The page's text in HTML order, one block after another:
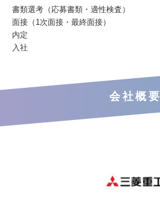
書類選考（応募書類・適性検査）
面接（1次面接・最終面接）
内定
入社
会社概要